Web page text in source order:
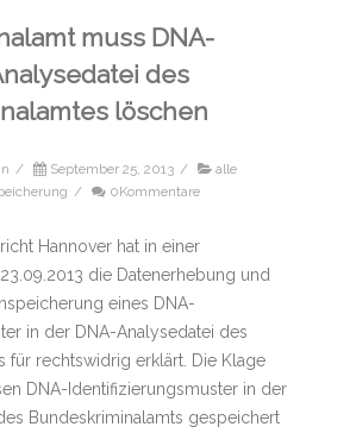
muss DNA-
des
löschen
/ September 25, 2013 /
alle
/ 0Kommentare
Hannover hat in einer
die Datenerhebung und
eines DNA-
in der DNA-Analysedatei des
für rechtswidrig erklärt. Die Klage
DNA-Identifizierungsmuster in der
Bundeskriminalamts gespeichert